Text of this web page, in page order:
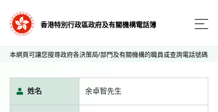
香港特別行政區政府及有關機構電話簿
本網頁可讓您搜尋政府各決策局/部門及有關機構的職員或查詢電話號碼
姓名 余卓智先生